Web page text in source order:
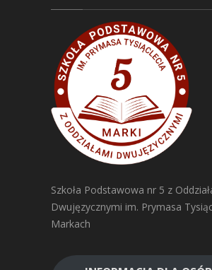
Szkoła Podstawowa nr 5 z
Dwujęzycznymi im. Prymasa
Markach